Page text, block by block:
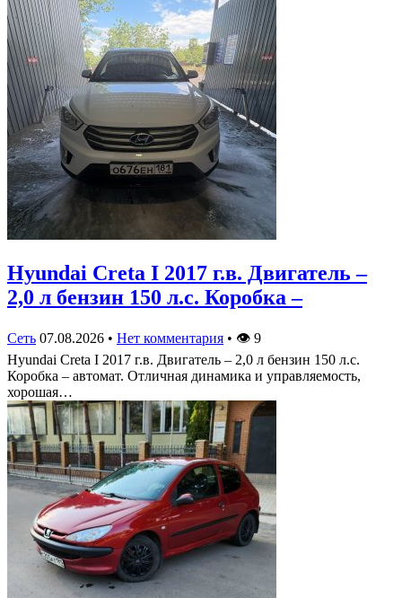
Hyundai Creta I 2017 г.в. Двигатель –
2,0 л бензин 150 л.с. Коробка –
Сеть 07.08.2026 • Нет комментария • 👁 9
Hyundai Creta I 2017 г.в. Двигатель – 2,0 л бензин 150 л.с.
Коробка – автомат. Отличная динамика и управляемость,
хорошая…